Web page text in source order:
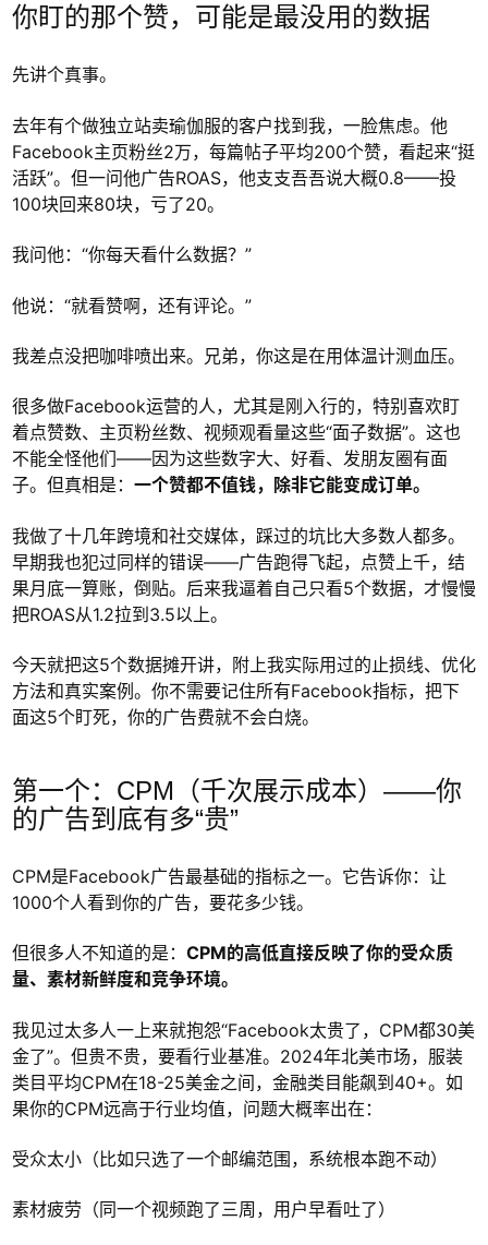
你盯的那个赞，可能是最没用的数据
先讲个真事。
去年有个做独立站卖瑜伽服的客户找到我，一脸焦虑。他
Facebook主页粉丝2万，每篇帖子平均200个赞，看起来“挺
活跃”。但一问他广告ROAS，他支支吾吾说大概0.8——投
100块回来80块，亏了20。
我问他：“你每天看什么数据？”
他说：“就看赞啊，还有评论。”
我差点没把咖啡喷出来。兄弟，你这是在用体温计测血压。
很多做Facebook运营的人，尤其是刚入行的，特别喜欢盯
着点赞数、主页粉丝数、视频观看量这些“面子数据”。这也
不能全怪他们——因为这些数字大、好看、发朋友圈有面
子。但真相是： 一个赞都不值钱，除非它能变成订单。
我做了十几年跨境和社交媒体，踩过的坑比大多数人都多。
早期我也犯过同样的错误——广告跑得飞起，点赞上千，结
果月底一算账，倒贴。后来我逼着自己只看5个数据，才慢慢
把ROAS从1.2拉到3.5以上。
今天就把这5个数据摊开讲，附上我实际用过的止损线、优化
方法和真实案例。你不需要记住所有Facebook指标，把下
面这5个盯死，你的广告费就不会白烧。
第一个：CPM（千次展示成本）——你
的广告到底有多“贵”
CPM是Facebook广告最基础的指标之一。它告诉你：让
1000个人看到你的广告，要花多少钱。
但很多人不知道的是： CPM的高低直接反映了你的受众质
量、素材新鲜度和竞争环境。
我见过太多人一上来就抱怨“Facebook太贵了，CPM都30美
金了”。但贵不贵，要看行业基准。2024年北美市场，服装
类目平均CPM在18-25美金之间，金融类目能飙到40+。如
果你的CPM远高于行业均值，问题大概率出在：
受众太小（比如只选了一个邮编范围，系统根本跑不动）
素材疲劳（同一个视频跑了三周，用户早看吐了）